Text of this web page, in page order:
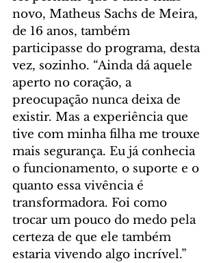
novo, Matheus Sachs de Meira,
de 16 anos, também
participasse do programa, desta
vez, sozinho. “Ainda dá aquele
aperto no coração, a
preocupação nunca deixa de
existir. Mas a experiência que
tive com minha filha me trouxe
mais segurança. Eu já conhecia
o funcionamento, o suporte e o
quanto essa vivência é
transformadora. Foi como
trocar um pouco do medo pela
certeza de que ele também
estaria vivendo algo incrível.”